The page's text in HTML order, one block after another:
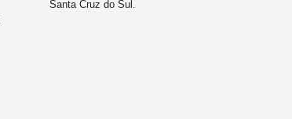
Santa Cruz do Sul.